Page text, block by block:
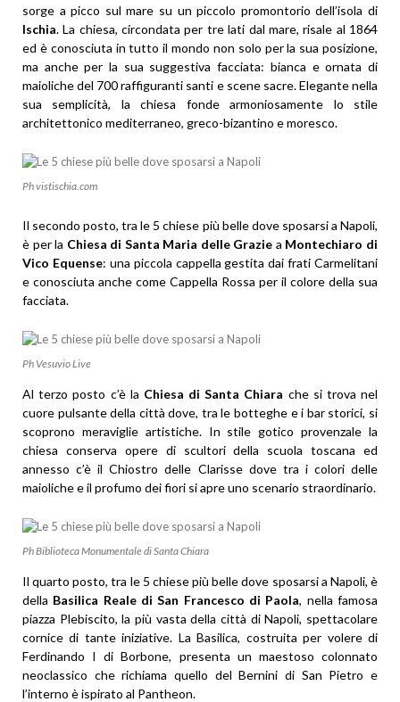
sorge a picco sul mare su un piccolo promontorio dell’isola di
Ischia. La chiesa, circondata per tre lati dal mare, risale al 1864
ed è conosciuta in tutto il mondo non solo per la sua posizione,
ma anche per la sua suggestiva facciata: bianca e ornata di
maioliche del 700 raffiguranti santi e scene sacre. Elegante nella
sua semplicità, la chiesa fonde armoniosamente lo stile
architettonico mediterraneo, greco-bizantino e moresco.
Ph vistischia.com
Il secondo posto, tra le 5 chiese più belle dove sposarsi a Napoli,
è per la Chiesa di Santa Maria delle Grazie a Montechiaro di
Vico Equense: una piccola cappella gestita dai frati Carmelitani
e conosciuta anche come Cappella Rossa per il colore della sua
facciata.
Ph Vesuvio Live
Al terzo posto c’è la Chiesa di Santa Chiara che si trova nel
cuore pulsante della città dove, tra le botteghe e i bar storici, si
scoprono meraviglie artistiche. In stile gotico provenzale la
chiesa conserva opere di scultori della scuola toscana ed
annesso c’è il Chiostro delle Clarisse dove tra i colori delle
maioliche e il profumo dei fiori si apre uno scenario straordinario.
Ph Biblioteca Monumentale di Santa Chiara
Il quarto posto, tra le 5 chiese più belle dove sposarsi a Napoli, è
della Basilica Reale di San Francesco di Paola, nella famosa
piazza Plebiscito, la più vasta della città di Napoli, spettacolare
cornice di tante iniziative. La Basilica, costruita per volere di
Ferdinando I di Borbone, presenta un maestoso colonnato
neoclassico che richiama quello del Bernini di San Pietro e
l’interno è ispirato al Pantheon.